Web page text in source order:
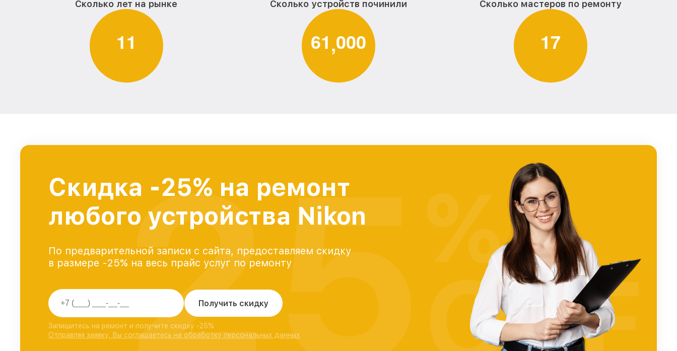
Сколько лет на рынке
11
Сколько устройств починили
61,000
Сколько мастеров по ремонту
17
Скидка -25% на ремонт
любого устройства Nikon
По предварительной записи с сайта, предоставляем скидку
в размере -25% на весь прайс услуг по ремонту
Получить скидку
Запишитесь на ремонт и получите скидку -25%
Отправляя заявку, Вы соглашаетесь на обработку персональных данных
25 %
OFF